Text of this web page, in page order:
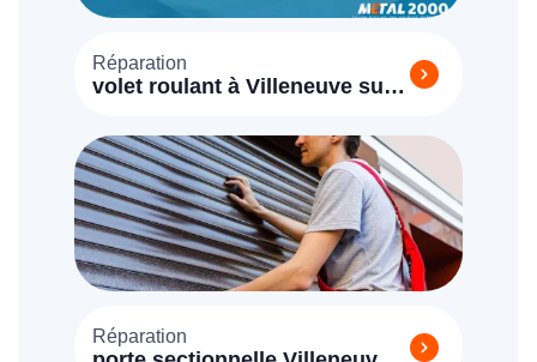
Réparation
volet roulant à Villeneuve sur
Réparation